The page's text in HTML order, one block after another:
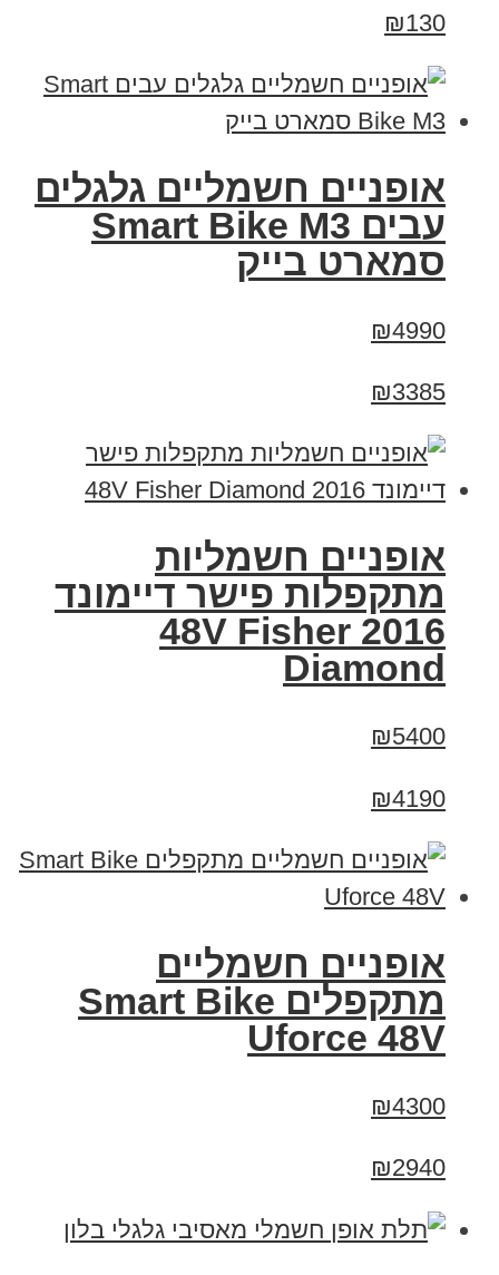
₪130
אופניים חשמליים גלגלים
עבים Smart Bike M3
סמארט בייק
₪4990
₪3385
אופניים חשמליות
מתקפלות פישר דיימונד
2016 48V Fisher
Diamond
₪5400
₪4190
אופניים חשמליים
מתקפלים Smart Bike
Uforce 48V
₪4300
₪2940